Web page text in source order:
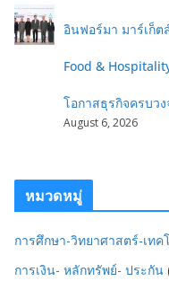
อินฟอร์มา มาร์เก็ต
Food &
โอกาสธุรกิจครบวง
August 6, 2026
หมวดหมู่
การศึกษา-วิทยาศาสตร์-เทค
การเงิน- หลักทรัพย์- ประกัน